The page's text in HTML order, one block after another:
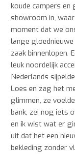
koude campers en
showroom in,
moment dat we
lange gloednieuwe
zaak binnenlopen.
leuk noordelijk
Nederlands
Loes en zag het
glimmen, ze
bank, zei nog iets
en ik wist wat er
uit dat het een
bekleding zonder